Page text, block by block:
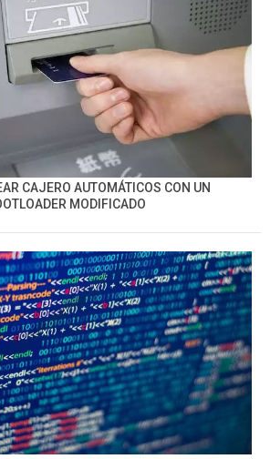
CAJERO AUTOMÁTICOS CON UN
MODIFICADO